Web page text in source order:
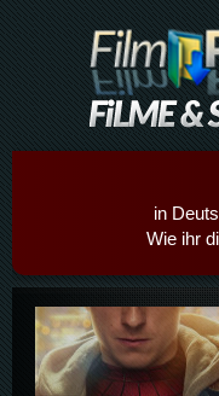
in
Wie ihr
Details,Play